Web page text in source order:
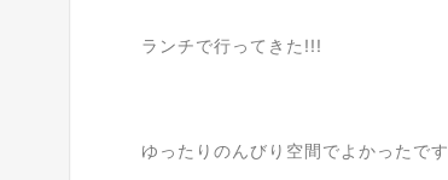
ランチで行ってきた!!!
ゆったりのんびり空間でよかったです